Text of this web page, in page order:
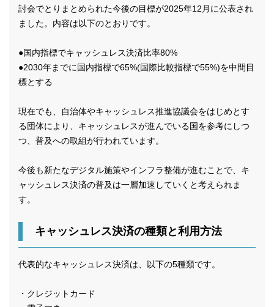
討会でとりまとめられた今後の目標が2025年12月に公表され
ました。内容は以下のとおりです。
●国内指標でキャッシュレス決済比率80%
●2030年までに国内指標で65%(国際比較指標で55%)を中間目
標とする
現在でも、自治体やキャッシュレス推進協議会をはじめとす
る団体により、キャッシュレスが進んでいる国を参考にしつ
つ、普及への取組が行われています。
今後も新たなデジタル施策やインフラ整備が進むことで、キ
ャッシュレス決済の普及は一層加速していくと考えられま
す。
キャッシュレス決済の種類と利用方法
代表的なキャッシュレス決済は、以下の5種類です。
・クレジットカード